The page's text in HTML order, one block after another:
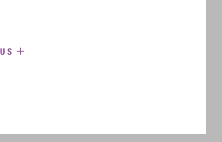
DIMANCHE 6
2026